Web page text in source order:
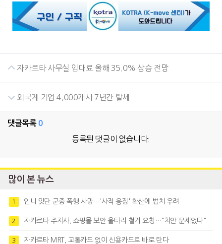
자카르타 사무실 임대료 올해 35.0% 상승 전망
외국계 기업 4,000개사 7년간 탈세
댓글목록 0
등록된 댓글이 없습니다.
많이 본 뉴스
1 인니 잇단 군중 폭행 사망…'사적 응징' 확산에 법치 우려
2 자카르타 주지사, 쇼핑몰 보안 울타리 철거 요청…"치안 문제없다"
3 자카르타 MRT, 교통카드 없이 신용카드로 바로 탄다